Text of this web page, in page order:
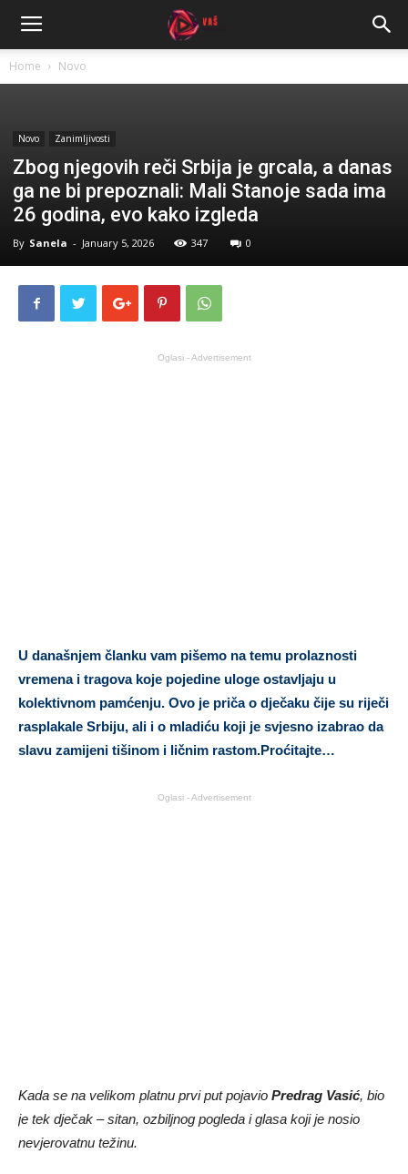
Home Novo
Novo Zanimljivosti
Zbog njegovih reči Srbija je grcala, a danas
ga ne bi prepoznali: Mali Stanoje sada ima
26 godina, evo kako izgleda
By Sanela - January 5, 2026 347 0
Oglasi - Advertisement
U današnjem članku vam pišemo na temu prolaznosti
vremena i tragova koje pojedine uloge ostavljaju u
kolektivnom pamćenju. Ovo je priča o dječaku čije su riječi
rasplakale Srbiju, ali i o mladiću koji je svjesno izabrao da
slavu zamijeni tišinom i ličnim rastom.Proćitajte…
Oglasi - Advertisement
Kada se na velikom platnu prvi put pojavio Predrag Vasić, bio
je tek dječak – sitan, ozbiljnog pogleda i glasa koji je nosio
nevjerovatnu težinu.